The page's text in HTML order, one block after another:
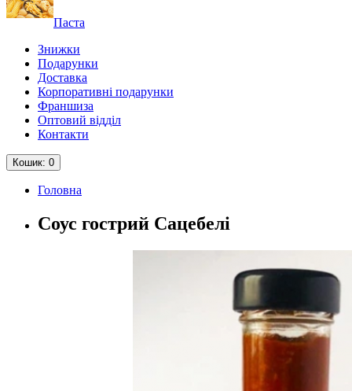
Паста
Знижки
Подарунки
Доставка
Корпоративні подарунки
Франшиза
Оптовий відділ
Контакти
Кошик: 0
Головна
Соус гострий Сацебелі